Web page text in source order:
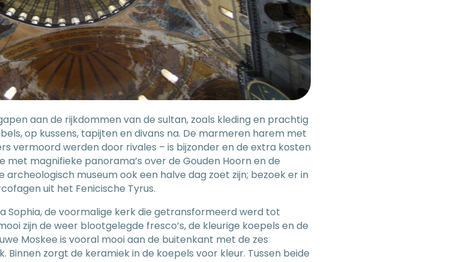
aan de rijkdommen van de sultan, zoals kleding en prachtig
op kussens, tapijten en divans na. De marmeren harem met
vermoord werden door rivales – is bijzonder en de extra kosten
met magnifieke panorama’s over de Gouden Hoorn en de
archeologisch museum ook een halve dag zoet zijn; bezoek er in
uit het Fenicische Tyrus.
Sophia, de voormalige kerk die getransformeerd werd tot
zijn de weer blootgelegde fresco’s, de kleurige koepels en de
Moskee is vooral mooi aan de buitenkant met de zes
zorgt de keramiek in de koepels voor kleur. Tussen beide